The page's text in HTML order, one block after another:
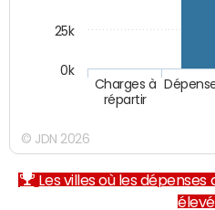
Charges à
répartir
0k
25k
© JDN 2026
Les villes où les